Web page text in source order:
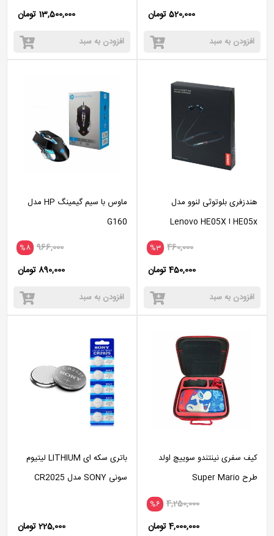
520,000 تومان
افزودن به سبد
13,500,000 تومان
افزودن به سبد
هندزفری بلوتوثی لنوو مدل
HE05x ا Lenovo HE05X
%3 460,000
450,000 تومان
افزودن به سبد
ماوس با سیم گیمینگ HP مدل
G160
%8 966,000
890,000 تومان
افزودن به سبد
کیف سفری نینتندو سوییچ اولد
طرح Super Mario
%6 4,250,000
4,000,000 تومان
باتری سکه ای LITHIUM لیتیوم
سونی SONY مدل CR2025
225,000 تومان